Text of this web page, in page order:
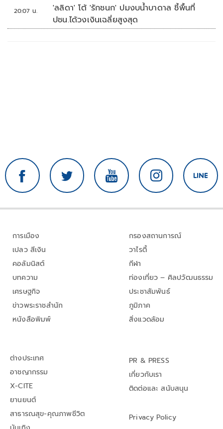
20:07 น.
'ลลิดา' โต้ 'รักชนก' ปมงบน้ำบาดาล ชี้พื้นที่
ปชน.ได้วงเงินเฉลี่ยสูงสุด
การเมือง
เปลว สีเงิน
คอลัมนิสต์
บทความ
เศรษฐกิจ
ข่าวพระราชสำนัก
หนังสือพิมพ์
กรองสถานการณ์
วาไรตี้
กีฬา
ท่องเที่ยว – ศิลปวัฒนธรรม
ประชาสัมพันธ์
ภูมิภาค
สิ่งแวดล้อม
ต่างประเทศ
อาชญากรรม
X-CITE
ยานยนต์
สาธารณสุข-คุณภาพชีวิต
PR & PRESS
เกี่ยวกับเรา
ติดต่อและ สนับสนุน
Privacy Policy